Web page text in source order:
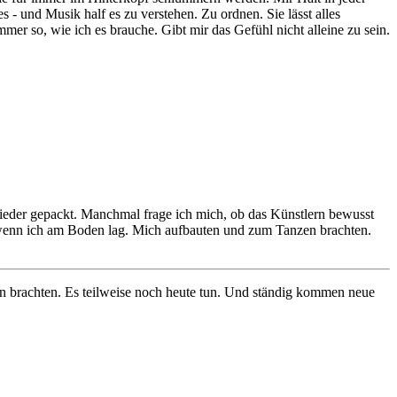
- und Musik half es zu verstehen. Zu ordnen. Sie lässt alles
so, wie ich es brauche. Gibt mir das Gefühl nicht alleine zu sein.
gepackt. Manchmal frage ich mich, ob das Künstlern bewusst
ich am Boden lag. Mich aufbauten und zum Tanzen brachten.
Es teilweise noch heute tun. Und ständig kommen neue